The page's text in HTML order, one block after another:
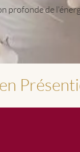
profonde de